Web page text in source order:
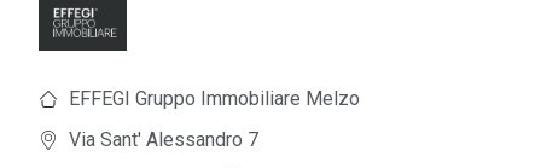
EFFEGI Gruppo Immobiliare Melzo
Via Sant' Alessandro 7